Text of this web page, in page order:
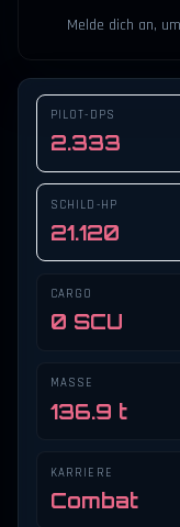
Melde dich an,
PILOT-DPS
2.333
SCHILD-HP
21.120
CARGO
0 SCU
MASSE
136.9 t
KARRIERE
Combat